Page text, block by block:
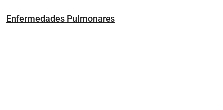
Enfermedades Pulmonares